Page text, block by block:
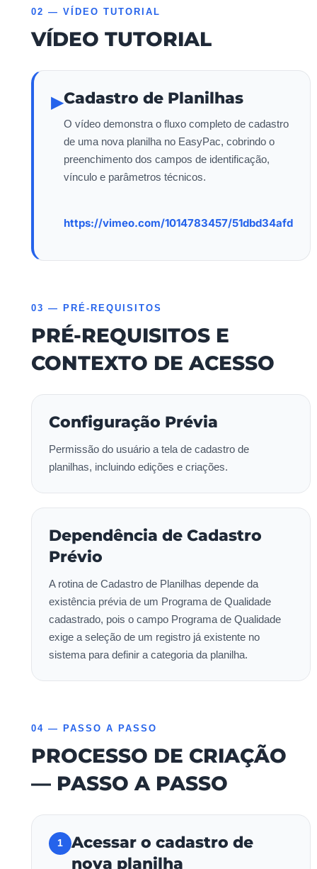
02 — VÍDEO TUTORIAL
VÍDEO TUTORIAL
▶Cadastro de Planilhas
O vídeo demonstra o fluxo completo de cadastro
de uma nova planilha no EasyPac, cobrindo o
preenchimento dos campos de identificação,
vínculo e parâmetros técnicos.
https://vimeo.com/1014783457/51dbd34afd
03 — PRÉ-REQUISITOS
PRÉ-REQUISITOS E
CONTEXTO DE ACESSO
Configuração Prévia
Permissão do usuário a tela de cadastro de
planilhas, incluindo edições e criações.
Dependência de Cadastro
Prévio
A rotina de Cadastro de Planilhas depende da
existência prévia de um Programa de Qualidade
cadastrado, pois o campo Programa de Qualidade
exige a seleção de um registro já existente no
sistema para definir a categoria da planilha.
04 — PASSO A PASSO
PROCESSO DE CRIAÇÃO
— PASSO A PASSO
1
Acessar o cadastro de
nova planilha